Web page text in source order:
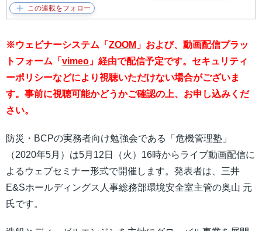
※ウェビナーシステム「 ZOOM 」および、動画配信プラッ
トフォーム「 vimeo 」経由で配信予定です。セキュリティ
ーポリシーなどにより視聴いただけない場合がございま
す。事前に視聴可能かどうかご確認の上、お申し込みくだ
さい。
防災・BCPの実務者向け勉強会である「危機管理塾」
（2020年5月）は5月12日（火）16時からライブ動画配信に
よるウェブセミナー形式で開催します。発表者は、三井
E&Sホールディングス人事総務部環境安全室主管の奥山 元
氏です。